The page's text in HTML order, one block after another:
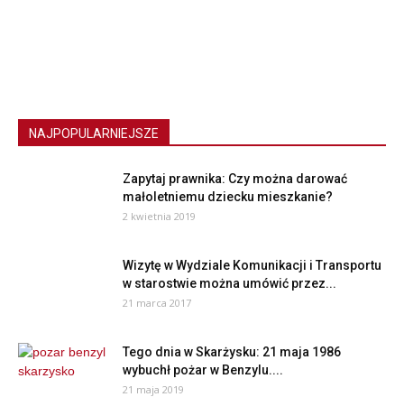
NAJPOPULARNIEJSZE
Zapytaj prawnika: Czy można darować
małoletniemu dziecku mieszkanie?
2 kwietnia 2019
Wizytę w Wydziale Komunikacji i Transportu
w starostwie można umówić przez...
21 marca 2017
Tego dnia w Skarżysku: 21 maja 1986
wybuchł pożar w Benzylu....
21 maja 2019